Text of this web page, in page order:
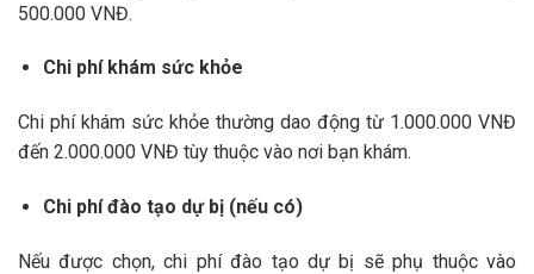
500.000 VNĐ.
Chi phí khám sức khỏe
Chi phí khám sức khỏe thường dao động từ 1.000.000 VNĐ
đến 2.000.000 VNĐ tùy thuộc vào nơi bạn khám.
Chi phí đào tạo dự bị (nếu có)
Nếu được chọn, chi phí đào tạo dự bị sẽ phụ thuộc vào